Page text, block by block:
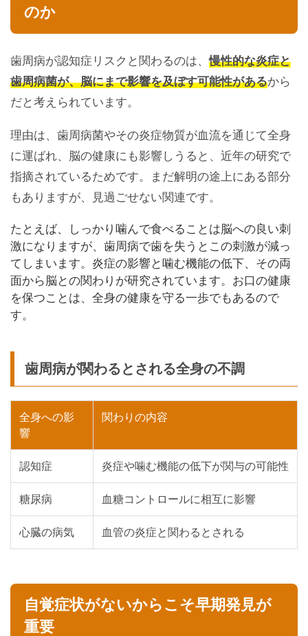
のか
歯周病が認知症リスクと関わるのは、慢性的な炎症と
歯周病菌が、脳にまで影響を及ぼす可能性があるから
だと考えられています。
理由は、歯周病菌やその炎症物質が血流を通じて全身
に運ばれ、脳の健康にも影響しうると、近年の研究で
指摘されているためです。まだ解明の途上にある部分
もありますが、見過ごせない関連です。
たとえば、しっかり噛んで食べることは脳への良い刺
激になりますが、歯周病で歯を失うとこの刺激が減っ
てしまいます。炎症の影響と噛む機能の低下、その両
面から脳との関わりが研究されています。お口の健康
を保つことは、全身の健康を守る一歩でもあるので
す。
歯周病が関わるとされる全身の不調
全身への影
響
関わりの内容
認知症 炎症や噛む機能の低下が関与の可能性
糖尿病 血糖コントロールに相互に影響
心臓の病気 血管の炎症と関わるとされる
自覚症状がないからこそ早期発見が
重要